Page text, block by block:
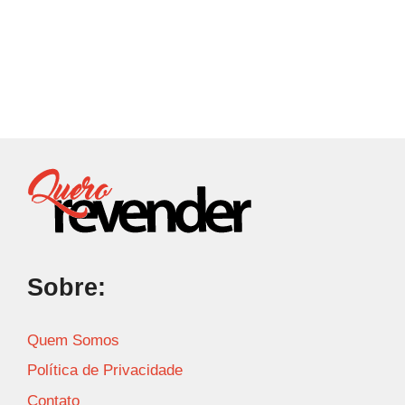
Sobre:
Quem Somos
Política de Privacidade
Contato